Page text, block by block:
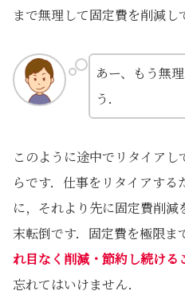
まで無理して固定費を削減し
あー、もう無
う．
このように途中でリタイア
らです．仕事をリタイアす
に，それより先に固定費削
末転倒です．固定費を極限ま
れ目なく削減・節約し続ける
忘れてはいけません．